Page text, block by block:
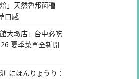
」天然魯邦菌種
口感
大墩店」台中必吃
夏季菜單全新開
にほんりょうり：